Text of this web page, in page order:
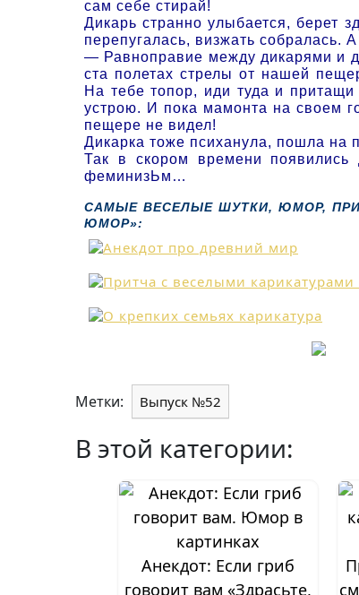
сам себе стирай!
Дикарь странно улыбается, берет
перепугалась, визжать собралась.
— Равноправие между дикарями и
ста полетах стрелы от нашей
На тебе топор, иди туда и
устрою. И пока мамонта на своем
пещере не видел!
Дикарка тоже психанула, пошла на
Так в скором времени появились
феминизЬм…
САМЫЕ ВЕСЕЛЫЕ ШУТКИ, ЮМОР,
ЮМОР»:
Метки: Выпуск №52
В этой категории:
Анекдот: Если гриб
говорит вам «Здрасьте,